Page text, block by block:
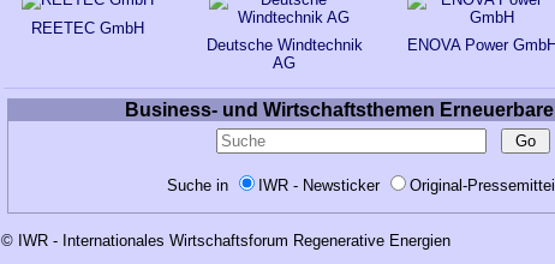
REETEC GmbH
Deutsche Windtechnik
AG
ENOVA Power GmbH
Business- und Wirtschaftsthemen
Suche in IWR - Newsticker Original-
© IWR - Internationales Wirtschaftsforum Regenerative Energien